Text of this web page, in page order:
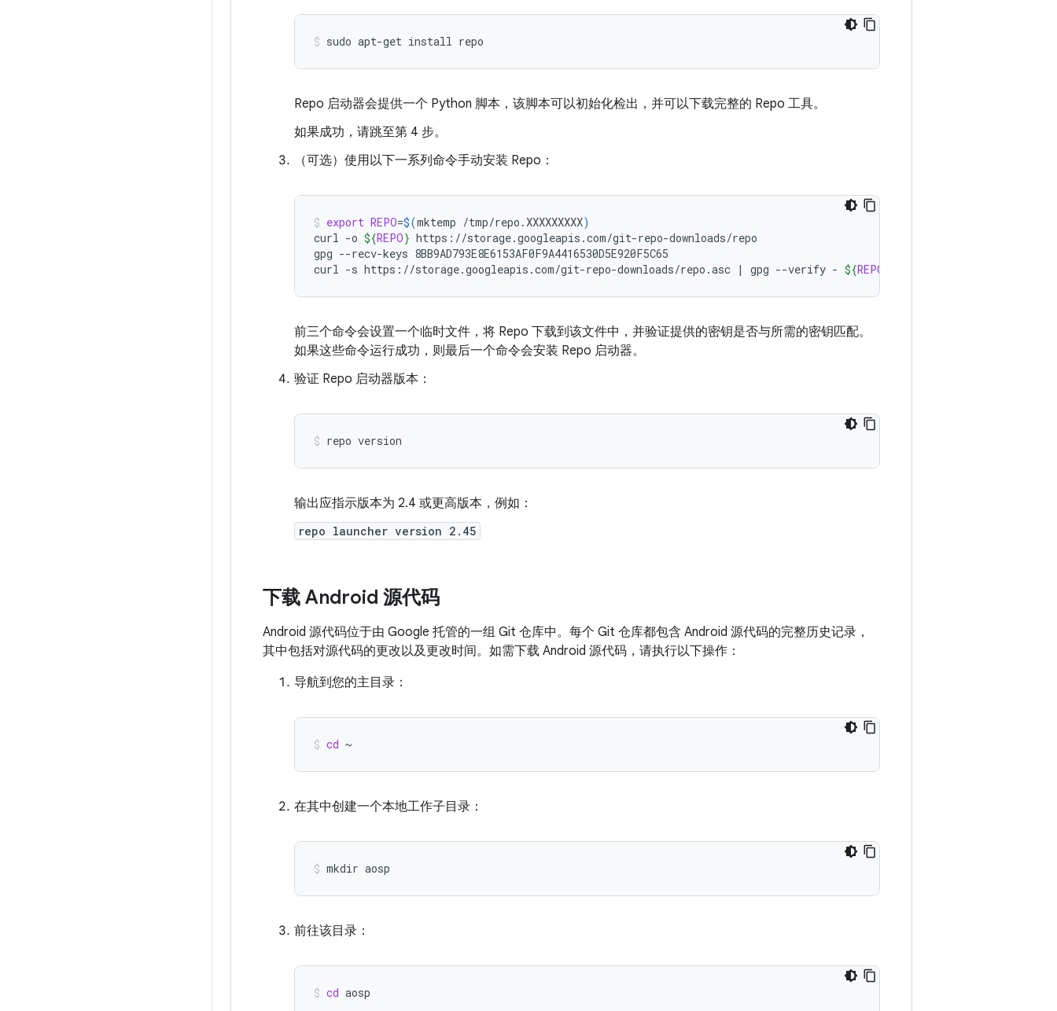
sudo apt-get install repo
Repo 启动器会提供一个 Python 脚本，该脚本可以初始化检出，并可以下载完整的 Repo 工具。
如果成功，请跳至第 4 步。
（可选）使用以下一系列命令手动安装 Repo：
export REPO=$(mktemp /tmp/repo.XXXXXXXXX)
curl -o ${REPO} https://storage.googleapis.com/git-repo-downloads/repo
gpg --recv-keys 8BB9AD793E8E6153AF0F9A4416530D5E920F5C65
curl -s https://storage.googleapis.com/git-repo-downloads/repo.asc | gpg --verify - ${REPO
前三个命令会设置一个临时文件，将 Repo 下载到该文件中，并验证提供的密钥是否与所需的密钥匹配。
如果这些命令运行成功，则最后一个命令会安装 Repo 启动器。
验证 Repo 启动器版本：
repo version
输出应指示版本为 2.4 或更高版本，例如：
repo launcher version 2.45
下载 Android 源代码
Android 源代码位于由 Google 托管的一组 Git 仓库中。每个 Git 仓库都包含 Android 源代码的完整历史记录，
其中包括对源代码的更改以及更改时间。如需下载 Android 源代码，请执行以下操作：
导航到您的主目录：
cd ~
在其中创建一个本地工作子目录：
mkdir aosp
前往该目录：
cd aosp